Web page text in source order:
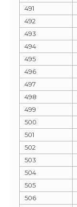
491
492
493
494
495
496
497
498
499
500
501
502
503
504
505
506